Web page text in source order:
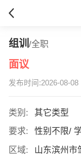
组训 /全职
面议
发布时间:2026-08-08
类别:
其它类型
要求:
性别不限/
区域:
山东滨州市